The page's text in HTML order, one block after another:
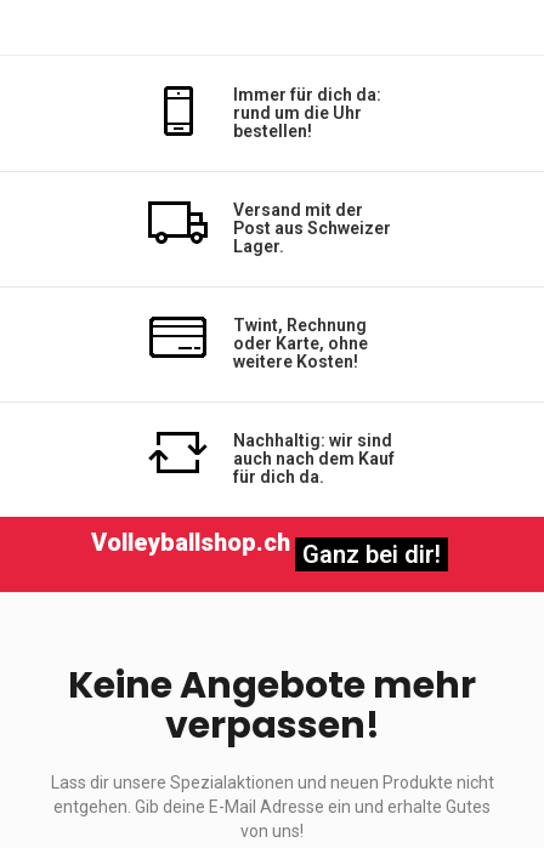
Immer für dich da:
rund um die Uhr
bestellen!
Versand mit der
Post aus Schweizer
Lager.
Twint, Rechnung
oder Karte, ohne
weitere Kosten!
Nachhaltig: wir sind
auch nach dem Kauf
für dich da.
Volleyballshop.ch Ganz bei dir!
Keine Angebote mehr
verpassen!
Lass dir unsere Spezialaktionen und neuen Produkte nicht
entgehen. Gib deine E-Mail Adresse ein und erhalte Gutes
von uns!